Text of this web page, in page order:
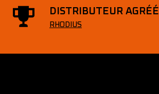
DISTRIBUTEUR AGRÉÉ
RHODIUS